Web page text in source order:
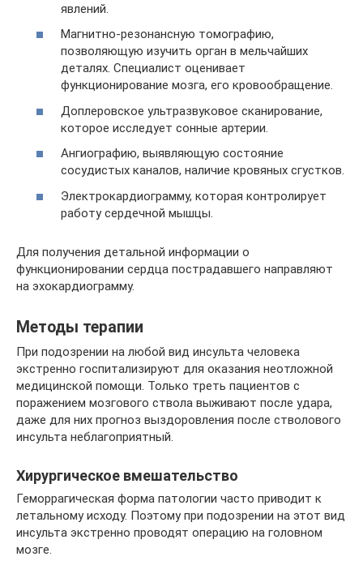
явлений.
Магнитно-резонансную томографию,
позволяющую изучить орган в мельчайших
деталях. Специалист оценивает
функционирование мозга, его кровообращение.
Доплеровское ультразвуковое сканирование,
которое исследует сонные артерии.
Ангиографию, выявляющую состояние
сосудистых каналов, наличие кровяных сгустков.
Электрокардиограмму, которая контролирует
работу сердечной мышцы.
Для получения детальной информации о
функционировании сердца пострадавшего направляют
на эхокардиограмму.
Методы терапии
При подозрении на любой вид инсульта человека
экстренно госпитализируют для оказания неотложной
медицинской помощи. Только треть пациентов с
поражением мозгового ствола выживают после удара,
даже для них прогноз выздоровления после стволового
инсульта неблагоприятный.
Хирургическое вмешательство
Геморрагическая форма патологии часто приводит к
летальному исходу. Поэтому при подозрении на этот вид
инсульта экстренно проводят операцию на головном
мозге.